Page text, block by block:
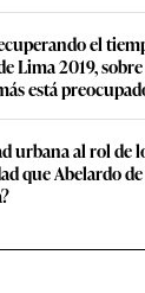
el
Lima 2019,
está
urbana al rol de
que Abelardo